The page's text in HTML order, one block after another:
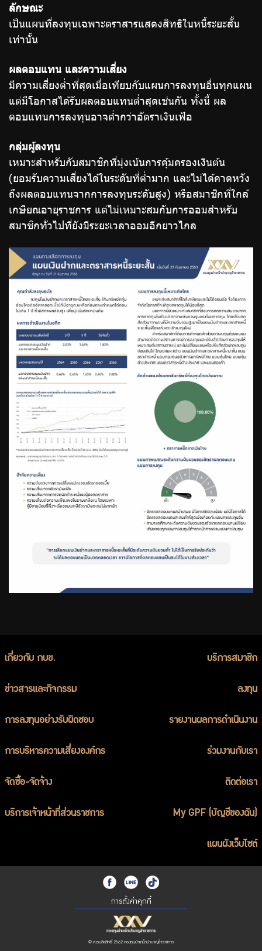
ลักษณะ
เป็นแผนที่ลงทุนเฉพาะตราสารแสดงสิทธิในหนี้ระยะสั้น
เท่านั้น
ผลตอบแทน และความเสี่ยง
มีความเสี่ยงต่ำที่สุดเมื่อเทียบกับแผนการลงทุนอื่นทุกแผน
แต่มีโอกาสได้รับผลตอบแทนต่ำสุดเช่นกัน ทั้งนี้ ผล
ตอบแทนการลงทุนอาจต่ำกว่าอัตราเงินเฟ้อ
กลุ่มผู้ลงทุน
เหมาะสำหรับกับสมาชิกที่มุ่งเน้นการคุ้มครองเงินต้น
(ยอมรับความเสี่ยงได้ในระดับที่ต่ำมาก และไม่ได้คาดหวัง
ถึงผลตอบแทนจากการลงทุนระดับสูง) หรือสมาชิกที่ใกล้
เกษียณอายุราชการ แต่ไม่เหมาะสมกับการออมสำหรับ
สมาชิกทั่วไปที่ยังมีระยะเวลาออมอีกยาวไกล
เกี่ยวกับ กบข. บริการสมาชิก
ข่าวสารและกิจกรรม ลงทุน
การลงทุนอย่างรับผิดชอบ รายงานผลการดำเนินงาน
การบริหารความเสี่ยงองค์กร ร่วมงานกับเรา
จัดซื้อ-จัดจ้าง ติดต่อเรา
บริการเจ้าหน้าที่ส่วนราชการ My GPF (บัญชีของฉัน)
แผนผังเว็บไซต์
การตั้งค่าคุกกี้
© สงวนลิขสิทธิ์ 2562 กองทุนบำเหน็จบำนาญข้าราชการ